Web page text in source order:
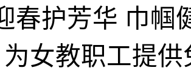
春护芳华 巾帼
女教职工提